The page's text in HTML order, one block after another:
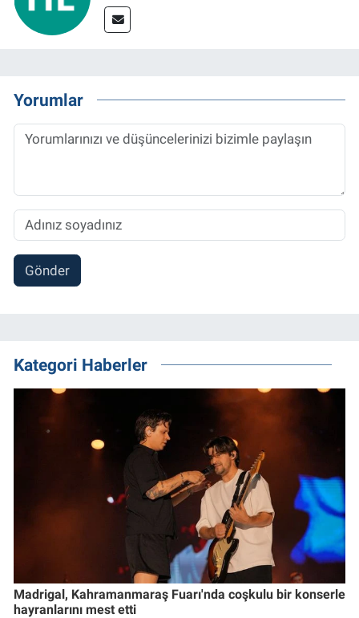
Yorumlar
Gönder
Kategori Haberler
Madrigal, Kahramanmaraş Fuarı'nda coşkulu bir konserle
hayranlarını mest etti